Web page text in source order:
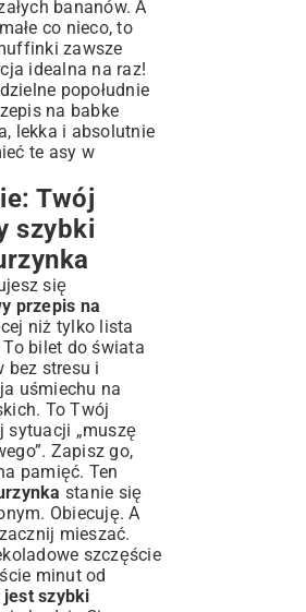
bananów. A
co nieco, to
zawsze
idealna na raz!
popołudnie
na babke
lekka i absolutnie
te asy w
Twój
szybki
się
przepis na
niż tylko lista
bilet do świata
bez stresu i
uśmiechu na
To Twój
sytuacji „muszę
Zapisz go,
pamięć. Ten
stanie się
Obiecuję. A
mieszać.
szczęście
minut od
jest szybki